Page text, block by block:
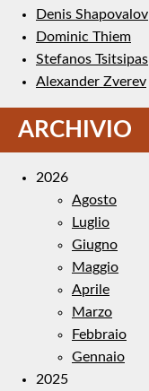
Denis Shapovalov
Dominic Thiem
Stefanos Tsitsipas
Alexander Zverev
ARCHIVIO
2026
Agosto
Luglio
Giugno
Maggio
Aprile
Marzo
Febbraio
Gennaio
2025